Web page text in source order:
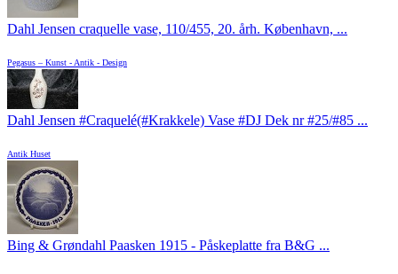
Dahl Jensen craquelle vase, 110/455, 20. årh. København, ...
Pegasus – Kunst - Antik - Design
Dahl Jensen #Craquelé(#Krakkele) Vase #DJ Dek nr #25/#85 ...
Antik Huset
Bing & Grøndahl Paasken 1915 - Påskeplatte fra B&G ...